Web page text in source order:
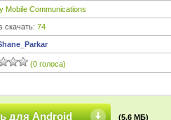
Mobile Communications
скачать: 74
(0 голоса)
для Android (5,6 МБ)